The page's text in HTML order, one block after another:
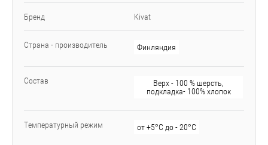
Бренд Kivat
Страна - производитель Финляндия
Состав
Верх - 100 % шерсть,
подкладка- 100% хлопок
Температурный режим от +5°С до - 20°С